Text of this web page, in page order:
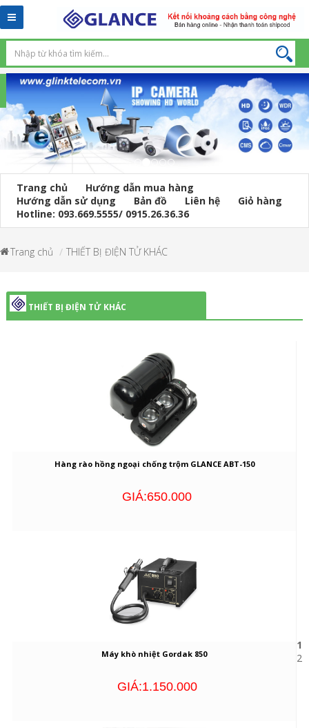
Toggle
navigation
Trang chủ
Hướng dẫn mua hàng
Hướng dẫn sử dụng
Bản đồ Liên hệ
Giỏ hàng
Hotline: 093.669.5555/ 0915.26.36.36
Trang chủ THIẾT BỊ ĐIỆN TỬ KHÁC
THIẾT BỊ ĐIỆN TỬ KHÁC
Hàng rào hồng ngoại chống trộm GLANCE ABT-150
GIÁ:650.000
Máy khò nhiệt Gordak 850
GIÁ:1.150.000
1
2